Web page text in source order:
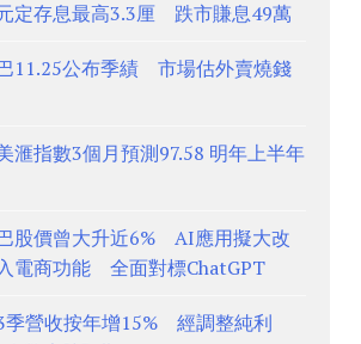
定存息最高3.3厘 跌市賺息49萬
11.25公布季績 市場估外賣燒錢
滙指數3個月預測97.58 明年上半年
股價曾大升近6% AI應用擬大改
電商功能 全面對標ChatGPT
季營收按年增15% 經調整純利